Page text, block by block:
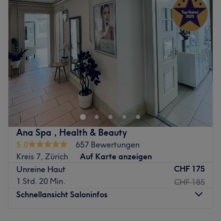
Mittwoch
09:00–20:00
Donnerstag
09:00–20:00
Freitag
09:00 –20:00
Samstag
09:00– 16:00
Sonntag
Geschlossen
Jéis in Oerlikon bietet dir eine Vielzahl an kosmetischen
und medizinischen Behandlungen für Gesicht, Körper,
beanspruchte Nägel an Händen und Füssen und auch
von der Krankenkasse anerkannte Services. Spezialisiert
auf Laser Haarentfernung, Problemhaut, sowie Anti
Aging Behandlungen. Einer umfassenden Beratung folgt
der perfekte Service, bei dem du dich total entspannen
kannst. So vergisst du schnell den stressigen Alltag der
Grossstadt und genießt das Highlight der Woche.
Nächste öffentliche Verkehrsmittel:
Ana Spa , Health & Beauty
5.0
657 Bewertungen
Kreis 7, Zürich
Auf Karte anzeigen
Unreine Haut
1 Std. 20 Min.
CHF 175
CHF 185
Schnellansicht Saloninfos